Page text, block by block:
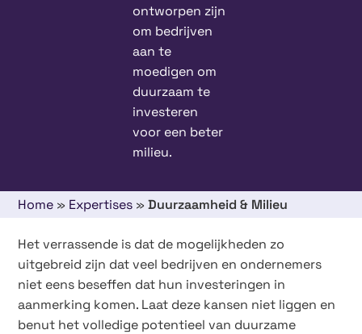
ontworpen zijn
om bedrijven
aan te
moedigen om
duurzaam te
investeren
voor een beter
milieu.
Home » Expertises »Duurzaamheid & Milieu
Het verrassende is dat de mogelijkheden zo
uitgebreid zijn dat veel bedrijven en ondernemers
niet eens beseffen dat hun investeringen in
aanmerking komen. Laat deze kansen niet liggen en
benut het volledige potentieel van duurzame